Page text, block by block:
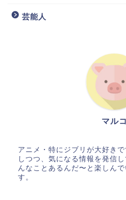
芸能人
マルコ
アニメ・特にジブリが大好き
しつつ、気になる情報を発信
んなことあるんだ〜と楽しん
す。